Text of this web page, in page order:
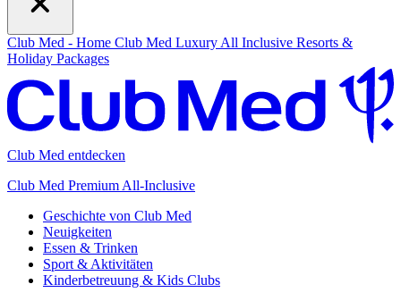
Club Med - Home Club Med Luxury All Inclusive Resorts &
Holiday Packages
Club Med entdecken
Club Med Premium All-Inclusive
Geschichte von Club Med
Neuigkeiten
Essen & Trinken
Sport & Aktivitäten
Kinderbetreuung & Kids Clubs